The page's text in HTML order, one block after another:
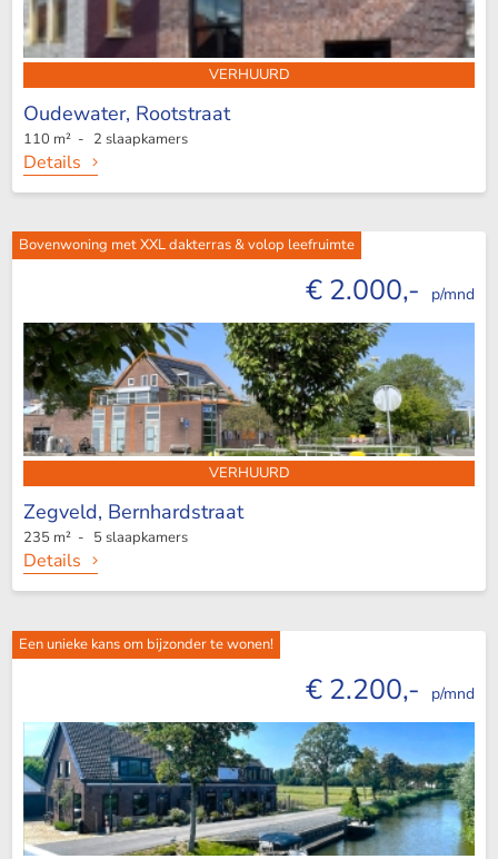
VERHUURD
Oudewater, Rootstraat
110 m² - 2 slaapkamers
Details
Bovenwoning met XXL dakterras & volop leefruimte
€ 2.000,- p/mnd
VERHUURD
Zegveld, Bernhardstraat
235 m² - 5 slaapkamers
Details
Een unieke kans om bijzonder te wonen!
€ 2.200,- p/mnd